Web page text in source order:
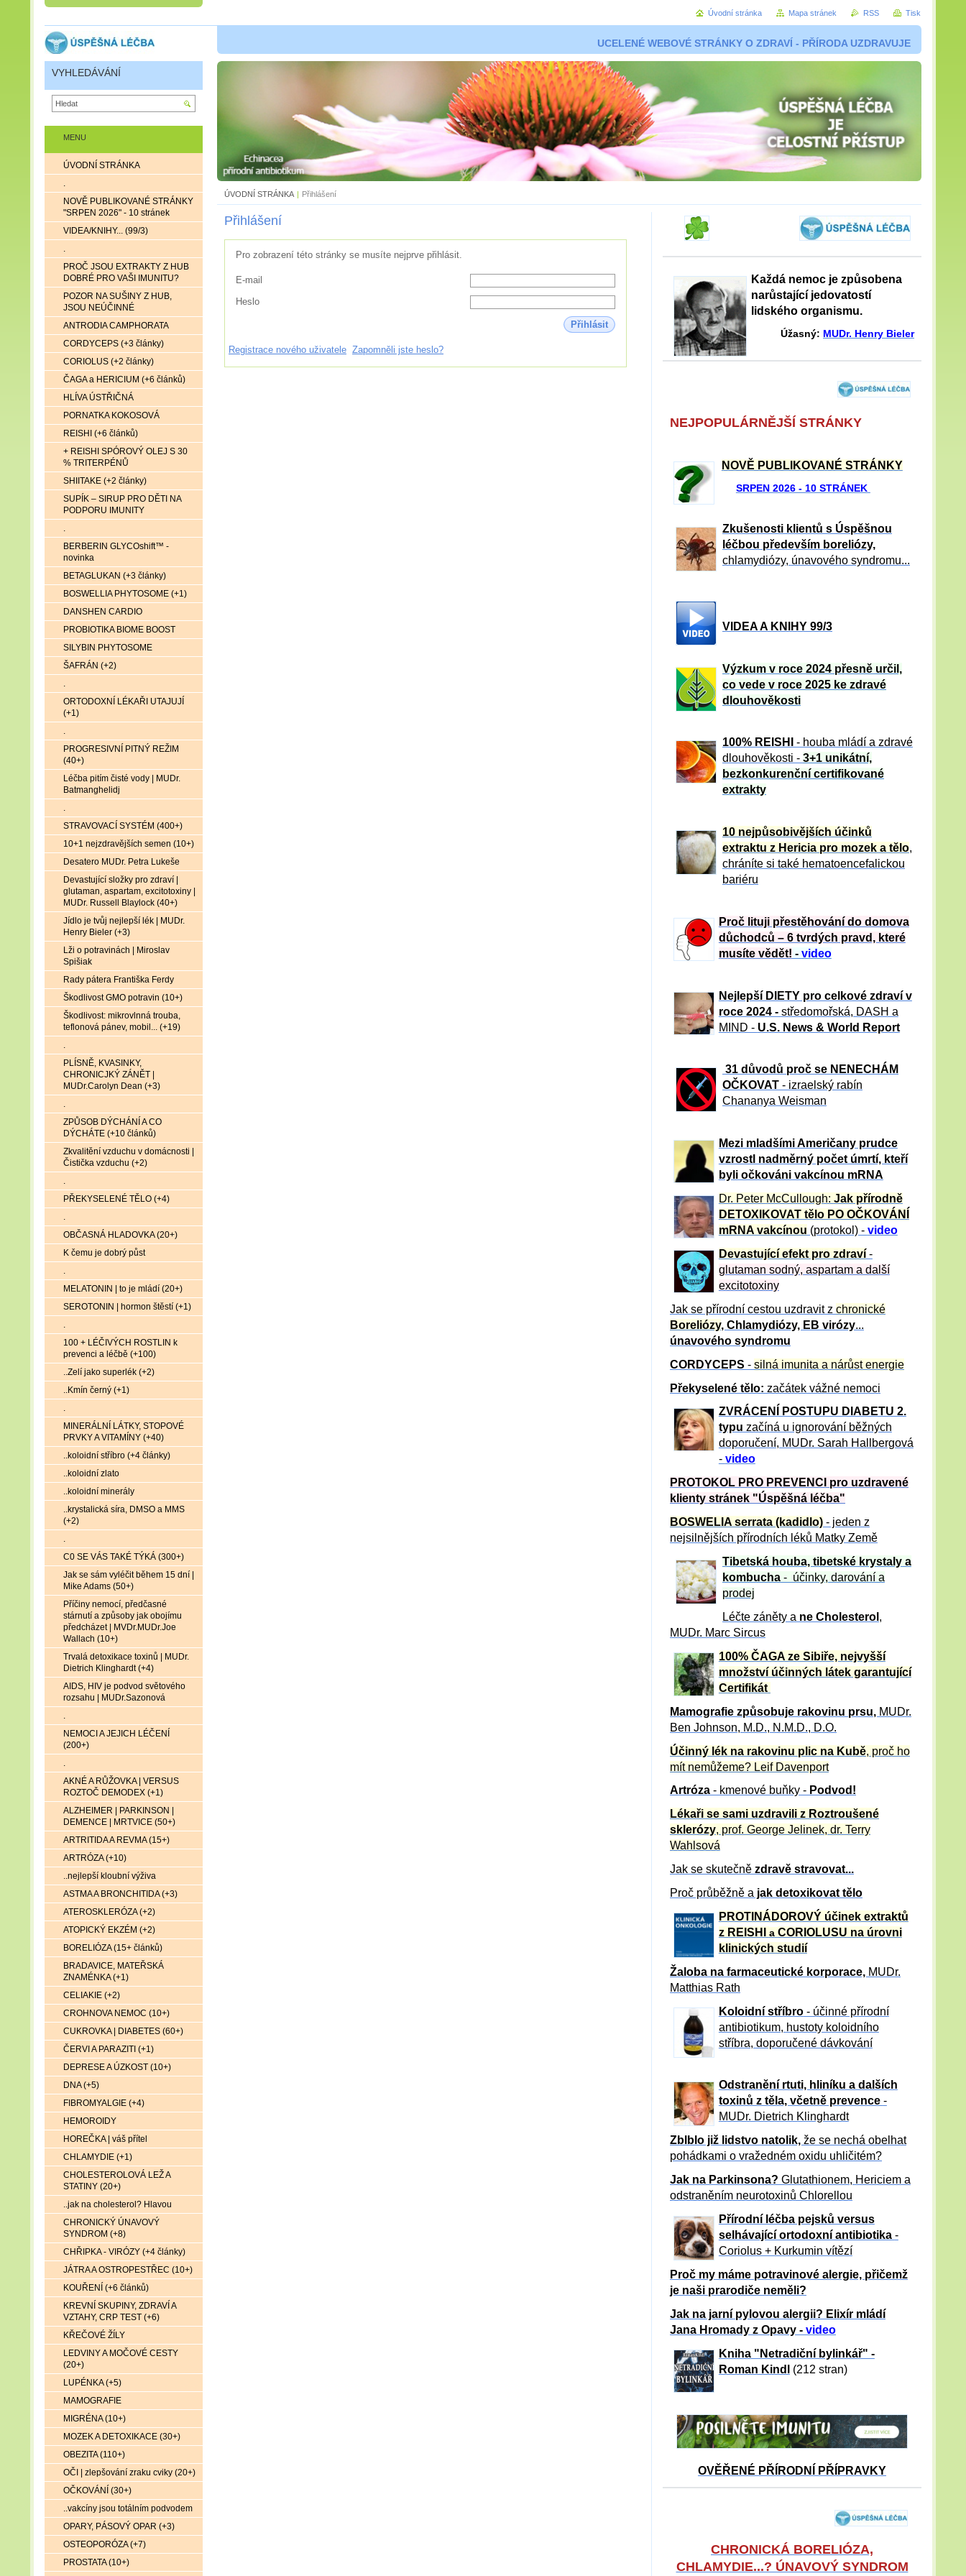
UCELENÉ WEBOVÉ STRÁNKY O ZDRAVÍ - PŘÍRODA UZDRAVUJE
ÚVODNÍ STRÁNKA | Přihlášení
Přihlášení
Pro zobrazení této stránky se musíte nejprve přihlásit.
E-mail
Heslo
Přihlásit
Registrace nového uživatele Zapomněli jste heslo?
Každá nemoc je způsobena
narůstající jedovatostí
lidského organismu.
Úžasný: MUDr. Henry Bieler
NEJPOPULÁRNĚJŠÍ STRÁNKY
NOVĚ PUBLIKOVANÉ STRÁNKY
SRPEN 2026 - 10 STRÁNEK
Zkušenosti klientů s Úspěšnou
léčbou především boreliózy,
chlamydiózy, únavového syndromu...
VIDEA A KNIHY 99/3
Výzkum v roce 2024 přesně určil,
co vede v roce 2025 ke zdravé
dlouhověkosti
100% REISHI
- houba mládí a zdravé
dlouhověkosti - 3+1 unikátní,
bezkonkurenční certifikované
extrakty
10 nejpůsobivějších účinků
extraktu z Hericia pro mozek a tělo,
chráníte si také hematoencefalickou
bariéru
Proč lituji přestěhování do domova
důchodců – 6 tvrdých pravd, které
musíte vědět! - video
Nejlepší DIETY pro celkové zdraví v
roce 2024 - středomořská, DASH a
MIND - U.S. News & World Report
31 důvod ů proč se NENECHÁM
OČKOVAT - izraelský rabín
Chananya Weisman
Mezi mladšími Američany prudce
vzrostl nadměrný počet úmrtí, kteří
byli očkováni vakcínou mRNA
Dr. Peter McCullough: Jak přírodně
DETOXIKOVAT tělo PO OČKOVÁNÍ
mRNA vakcínou (protokol) - video
Devastující efekt pro zdraví-
glutaman sodný, aspartam a další
excitotoxiny
Jak se přírodní cestou uzdravit z chronické
Boreliózy, Chlamydiózy, EB virózy...
únavového syndromu
CORDYCEPS - silná imunita a nárůst energie
Překyselené tělo: začátek vážné nemoci
ZVRÁCE NÍ POSTUPU DIABETU 2.
typu začíná u ignorování běžných
doporučení, MUDr. Sarah Hallbergová
- video
PROTOKOL PRO PREVENCI pro uzdravené
klienty stránek "Úspěšná léčba"
BOSWELIA serrata (kadidlo) - jeden z
nejsilnějších přírodních léků Matky Země
Tibetská houba, tibetské krystaly a
kombucha - účinky, darování a
prodej
Léčte záněty a ne Cholesterol ,
MUDr. Marc Sircus
100% ČAGA ze Sibiře, nejvyšší
množství účinných látek garantující
Certifikát
Mamografie způsobuje rakovinu prsu, MUDr.
Ben Johnson, M.D., N.M.D., D.O.
Účinný lék na rakovinu plic na Kubě, proč ho
mít nemůžeme? Leif Davenport
Artróza - kmenové buňky - Podvod!
Lékaři se sami uzdravili z Roztroušené
sklerózy, prof. George Jelinek, dr. Terry
Wahlsová
Jak se skutečně zdravě stravovat...
Proč průběžně a jak detoxikovat tělo
PROTINÁDOROVÝ účinek extraktů
z REISHI a CORIOLUSU na úrovni
klinických studií
Žaloba na farmaceutické korporace, MUDr.
Matthias Rath
Koloidní stříbro- účinné přírodní
antibiotikum, hustoty koloidního
stříbra, doporučené dávkování
Odstranění rtuti, hliníku a dalších
toxinů z těla, včetně prevence -
MUDr. Dietrich Klinghardt
Zblblo již lidstvo natolik, že se nechá obelhat
pohádkami o vražedném oxidu uhličitém?
Jak na Parkinsona? Glutathionem, Hericiem a
odstraněním neurotoxinů Chlorellou
Přírodní léčba pejsků versus
selhávající ortodoxní antibiotika -
Coriolus + Kurkumin vítězí
Proč my máme potravinové alergie, přičemž
je naši prarodiče neměli?
Jak na jarní pylovou alergii? Elixír mládí
Jana Hromady z Opavy - video
Kniha "Netradiční bylinkář" -
Roman Kindl
(212 stran)
OVĚŘENÉ PŘÍRODNÍ PŘÍPRAVKY
CHRONICKÁ BORELIÓZA,
CHLAMYDIE...? ÚNAVOVÝ SYNDROM
MENU
ÚVODNÍ STRÁNKA
.
NOVĚ PUBLIKOVANÉ STRÁNKY
"SRPEN 2026" - 10 stránek
VIDEA/KNIHY... (99/3)
.
PROČ JSOU EXTRAKTY Z HUB
DOBRÉ PRO VAŠI IMUNITU?
POZOR NA SUŠINY Z HUB,
JSOU NEÚČINNÉ
ANTRODIA CAMPHORATA
CORDYCEPS (+3 články)
CORIOLUS (+2 články)
ČAGA a HERICIUM (+6 článků)
HLÍVA ÚSTŘIČNÁ
PORNATKA KOKOSOVÁ
REISHI (+6 článků)
+ REISHI SPÓROVÝ OLEJ S 30
% TRITERPÉNŮ
SHIITAKE (+2 články)
SUPÍK – SIRUP PRO DĚTI NA
PODPORU IMUNITY
.
BERBERIN GLYCOshift™ -
novinka
BETAGLUKAN (+3 články)
BOSWELLIA PHYTOSOME (+1)
DANSHEN CARDIO
PROBIOTIKA BIOME BOOST
SILYBIN PHYTOSOME
ŠAFRÁN (+2)
.
ORTODOXNÍ LÉKAŘI UTAJUJÍ
(+1)
.
PROGRESIVNÍ PITNÝ REŽIM
(40+)
Léčba pitím čisté vody | MUDr.
Batmanghelidj
.
STRAVOVACÍ SYSTÉM (400+)
10+1 nejzdravějších semen (10+)
Desatero MUDr. Petra Lukeše
Devastující složky pro zdraví |
glutaman, aspartam, excitotoxiny |
MUDr. Russell Blaylock (40+)
Jídlo je tvůj nejlepší lék | MUDr.
Henry Bieler (+3)
Lži o potravinách | Miroslav
Spišiak
Rady pátera Františka Ferdy
Škodlivost GMO potravin (10+)
Škodlivost: mikrovlnná trouba,
teflonová pánev, mobil... (+19)
.
PLÍSNĚ, KVASINKY,
CHRONICJKÝ ZÁNĚT |
MUDr.Carolyn Dean (+3)
.
ZPŮSOB DÝCHÁNÍ A CO
DÝCHÁTE (+10 článků)
Zkvalitění vzduchu v domácnosti |
Čistička vzduchu (+2)
.
PŘEKYSELENÉ TĚLO (+4)
.
OBČASNÁ HLADOVKA (20+)
K čemu je dobrý půst
.
MELATONIN | to je mládí (20+)
SEROTONIN | hormon štěstí (+1)
.
100 + LÉČIVÝCH ROSTLIN k
prevenci a léčbě (+100)
..Zelí jako superlék (+2)
..Kmín černý (+1)
.
MINERÁLNÍ LÁTKY, STOPOVÉ
PRVKY A VITAMÍNY (+40)
..koloidní stříbro (+4 články)
..koloidní zlato
..koloidní minerály
..krystalická síra, DMSO a MMS
(+2)
.
C0 SE VÁS TAKÉ TÝKÁ (300+)
Jak se sám vyléčit během 15 dní |
Mike Adams (50+)
Příčiny nemocí, předčasné
stárnutí a způsoby jak obojímu
předcházet | MVDr.MUDr.Joe
Wallach (10+)
Trvalá detoxikace toxinů | MUDr.
Dietrich Klinghardt (+4)
AIDS, HIV je podvod světového
rozsahu | MUDr.Sazonová
.
NEMOCI A JEJICH LÉČENÍ
(200+)
.
AKNÉ A RŮŽOVKA | VERSUS
ROZTOČ DEMODEX (+1)
ALZHEIMER | PARKINSON |
DEMENCE | MRTVICE (50+)
ARTRITIDA A REVMA (15+)
ARTRÓZA (+10)
..nejlepší kloubní výživa
ASTMA A BRONCHITIDA (+3)
ATEROSKLERÓZA (+2)
ATOPICKÝ EKZÉM (+2)
BORELIÓZA (15+ článků)
BRADAVICE, MATEŘSKÁ
ZNAMÉNKA (+1)
CELIAKIE (+2)
CROHNOVA NEMOC (10+)
CUKROVKA | DIABETES (60+)
ČERVI A PARAZITI (+1)
DEPRESE A ÚZKOST (10+)
DNA (+5)
FIBROMYALGIE (+4)
HEMOROIDY
HOREČKA | váš přítel
CHLAMYDIE (+1)
CHOLESTEROLOVÁ LEŽ A
STATINY (20+)
..jak na cholesterol? Hlavou
CHRONICKÝ ÚNAVOVÝ
SYNDROM (+8)
CHŘIPKA - VIRÓZY (+4 články)
JÁTRA A OSTROPESTŘEC (10+)
KOUŘENÍ (+6 článků)
KREVNÍ SKUPINY, ZDRAVÍ A
VZTAHY, CRP TEST (+6)
KŘEČOVÉ ŽÍLY
LEDVINY A MOČOVÉ CESTY
(20+)
LUPÉNKA (+5)
MAMOGRAFIE
MIGRÉNA (10+)
MOZEK A DETOXIKACE (30+)
OBEZITA (110+)
OČI | zlepšování zraku cviky (20+)
OČKOVÁNÍ (30+)
..vakcíny jsou totálním podvodem
OPARY, PÁSOVÝ OPAR (+3)
OSTEOPORÓZA (+7)
PROSTATA (10+)
VYHLEDÁVÁNÍ
Úvodní stránka Mapa stránek RSS Tisk